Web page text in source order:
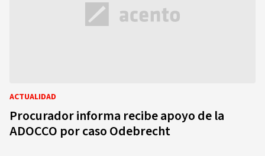
ACTUALIDAD
Procurador informa recibe apoyo de la
ADOCCO por caso Odebrecht